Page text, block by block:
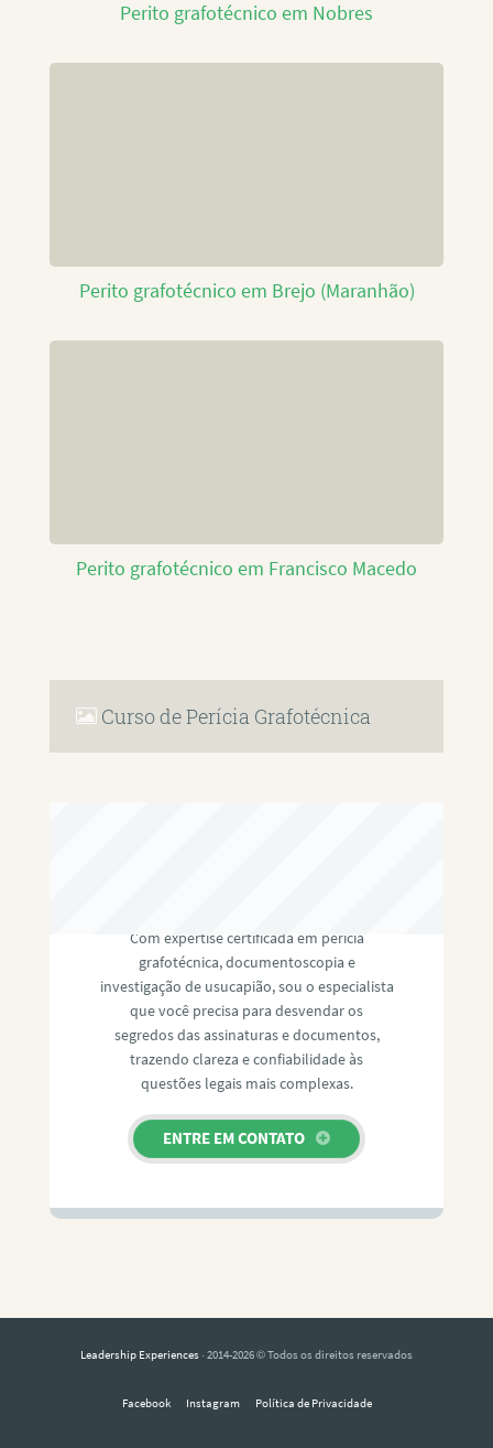
Perito grafotécnico em Nobres
Perito grafotécnico em Brejo (Maranhão)
Perito grafotécnico em Francisco Macedo
Curso de Perícia Grafotécnica
Com expertise certificada em perícia
grafotécnica, documentoscopia e
investigação de usucapião, sou o especialista
que você precisa para desvendar os
segredos das assinaturas e documentos,
trazendo clareza e confiabilidade às
questões legais mais complexas.
ENTRE EM CONTATO
Leadership Experiences · 2014-2026 © Todos os direitos reservados
Facebook Instagram Política de Privacidade